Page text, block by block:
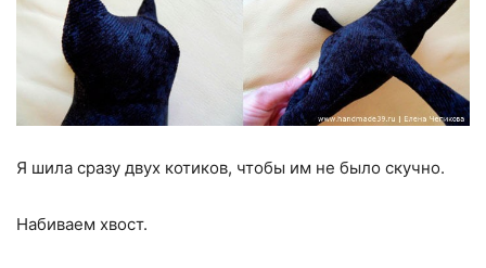
Я шила сразу двух котиков, чтобы им не было скучно.
Набиваем хвост.